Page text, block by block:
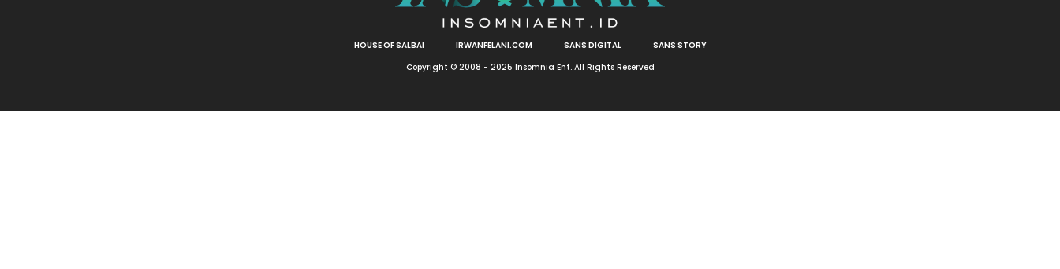
HOUSE OF SALBAI IRWANFELANI.COM SANS DIGITAL
SANS STORY
Copyright © 2008 - 2025 Insomnia Ent. All Rights Reserved